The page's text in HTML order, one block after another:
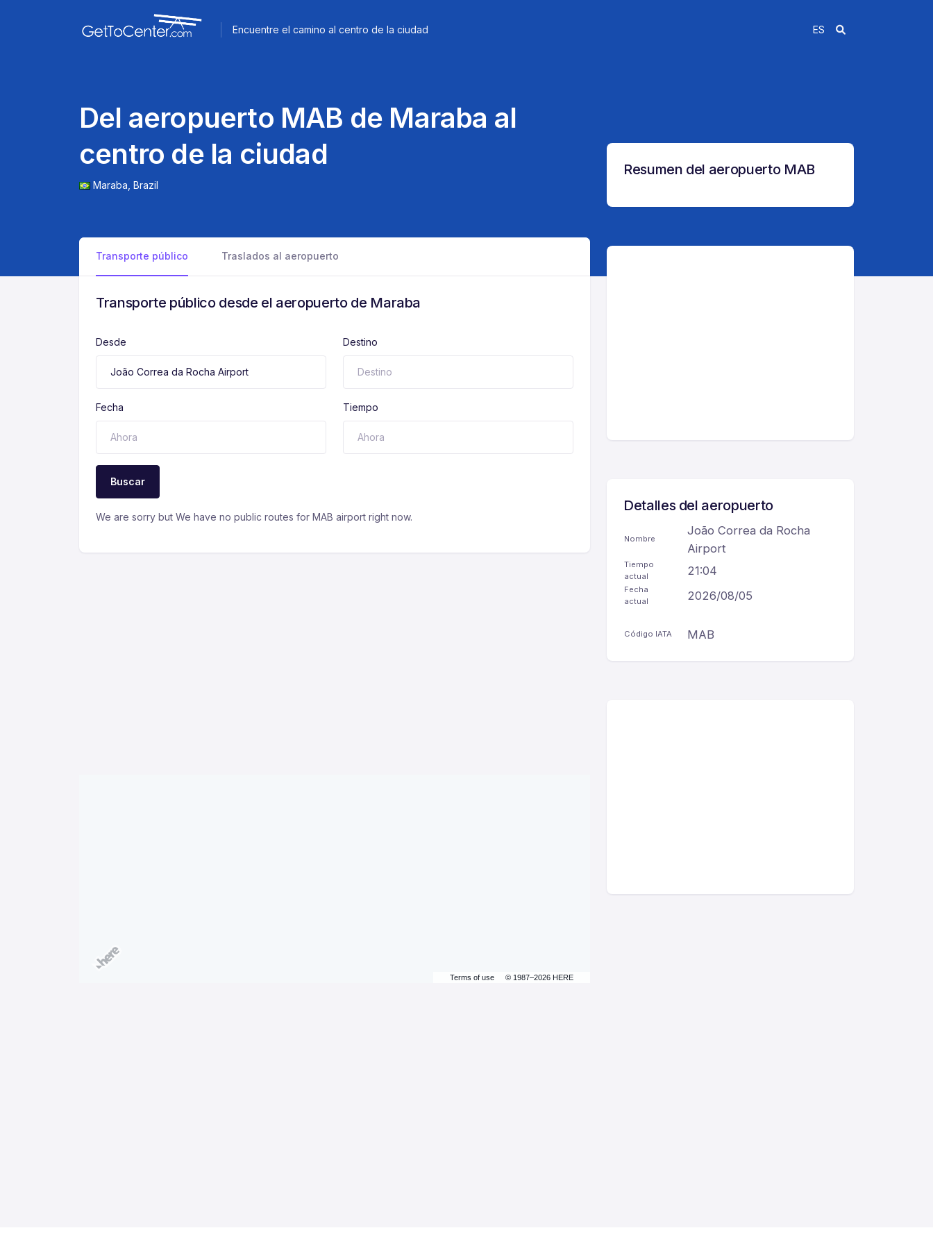
Encuentre el camino al centro de la ciudad ES
Del aeropuerto MAB de Maraba al
centro de la ciudad
Maraba, Brazil
Transporte público Traslados al aeropuerto
Transporte público desde el aeropuerto de Maraba
Desde Destino
Fecha Tiempo
Buscar
We are sorry but We have no public routes for MAB airport right now.
Terms of use © 1987–2026 HERE
Resumen del aeropuerto MAB
Detalles del aeropuerto
Nombre
João Correa da Rocha
Airport
Tiempo
actual
21:04
Fecha
actual
2026/08/05
Código IATA MAB